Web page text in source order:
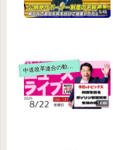
中道改革連合の動画をテキスト要約